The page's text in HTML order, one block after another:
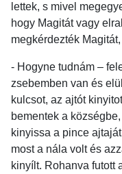
lettek, s mivel
hogy Magitát vagy
megkérdezték
- Hogyne tudnám –
zsebemben van és
kulcsot, az ajtót
bementek a
kinyissa a pince
most a nála volt és
kinyílt. Rohanva futott